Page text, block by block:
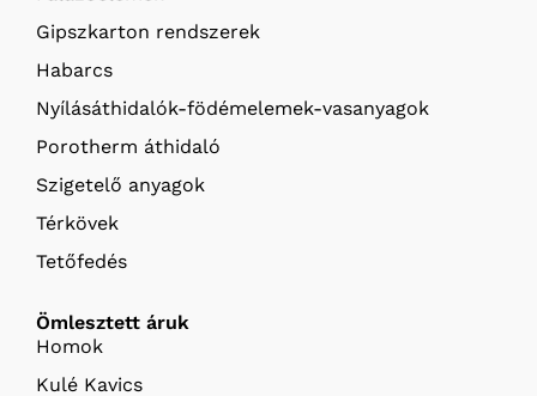
Gipszkarton rendszerek
Habarcs
Nyílásáthidalók-födémelemek-vasanyagok
Porotherm áthidaló
Szigetelő anyagok
Térkövek
Tetőfedés
Ömlesztett áruk
Homok
Kulé Kavics